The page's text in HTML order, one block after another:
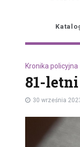
Kronika policyjna
81-
30 września